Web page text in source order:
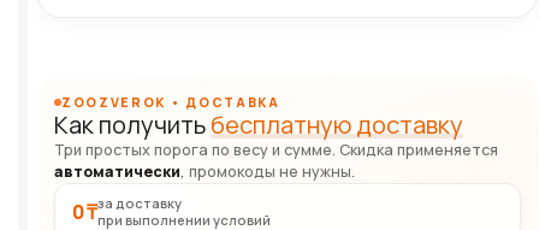
ZOOZVEROK • ДОСТАВКА
Как получитьбесплатную доставку
Три простых порога по весу и сумме. Скидка применяется
автоматически, промокоды не нужны.
0 ₸за доставку
при выполнении условий